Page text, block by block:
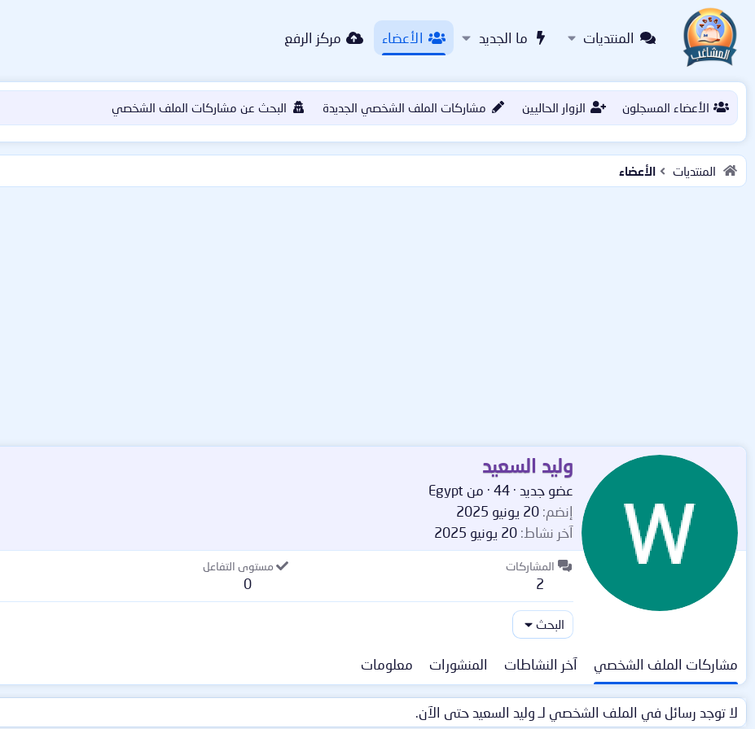
المنتديات ما الجديد الأعضاء مركز الرفع
الأعضاء المسجلون الزوار الحاليين مشاركات الملف الشخصي الجديدة البحث عن مشاركات الملف الشخصي
المنتديات الأعضاء
وليد السعيد
عضو جديد ·
· من Egypt
إنضم 20 يونيو 2025
آخر نشاط 20 يونيو 2025
المشاركات
2
مستوى التفاعل
0
البحث
مشاركات الملف الشخصي آخر النشاطات المنشورات معلومات
لا توجد رسائل في الملف الشخصي لـ وليد السعيد حتى الآن.